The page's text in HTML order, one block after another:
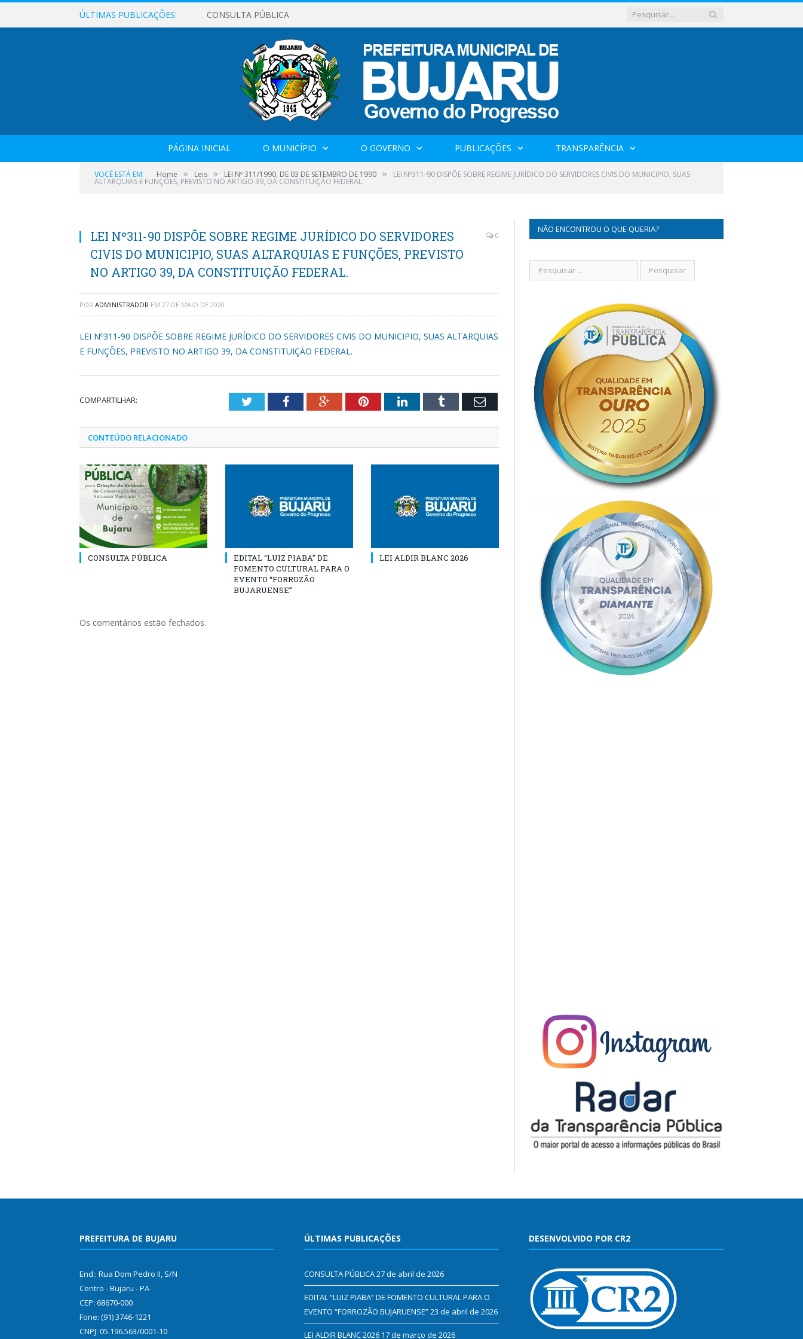
ÚLTIMAS PUBLICAÇÕES: CONSULTA PÚBLICA
PÁGINA INICIAL O MUNICÍPIO O GOVERNO PUBLICAÇÕES TRANSPARÊNCIA
VOCÊ ESTÁ EM: Home » Leis » LEI Nº 311/1990, DE 03 DE SETEMBRO DE 1990 » LEI Nº311-90 DISPÕE SOBRE REGIME JURÍDICO DO SERVIDORES CIVIS DO MUNICIPIO, SUAS
ALTARQUIAS E FUNÇÕES, PREVISTO NO ARTIGO 39, DA CONSTITUIÇÃO FEDERAL.
LEI Nº311-90 DISPÕE SOBRE REGIME JURÍDICO DO SERVIDORES
CIVIS DO MUNICIPIO, SUAS ALTARQUIAS E FUNÇÕES, PREVISTO
NO ARTIGO 39, DA CONSTITUIÇÃO FEDERAL.
0
POR ADMINISTRADOR EM 27 DE MAIO DE 2020
LEI Nº311-90 DISPÕE SOBRE REGIME JURÍDICO DO SERVIDORES CIVIS DO MUNICIPIO, SUAS ALTARQUIAS
E FUNÇÕES, PREVISTO NO ARTIGO 39, DA CONSTITUIÇÃO FEDERAL.
COMPARTILHAR: TwitterFacebookGoogle+PinterestLinkedInTumblr Email
CONTEÚDO RELACIONADO
CONSULTA PÚBLICA
EDITAL “LUIZ PIABA” DE
FOMENTO CULTURAL PARA O
EVENTO “FORROZÃO
BUJARUENSE”
LEI ALDIR BLANC 2026
Os comentários estão fechados.
NÃO ENCONTROU O QUE QUERIA?
PREFEITURA DE BUJARU
End.: Rua Dom Pedro II, S/N
Centro - Bujaru - PA
CEP: 68670-000
Fone: (91) 3746-1221
CNPJ: 05.196.563/0001-10
ÚLTIMAS PUBLICAÇÕES
CONSULTA PÚBLICA27 de abril de 2026
EDITAL “LUIZ PIABA” DE FOMENTO CULTURAL PARA O
EVENTO “FORROZÃO BUJARUENSE”23 de abril de 2026
LEI ALDIR BLANC 2026 17 de março de 2026
DESENVOLVIDO POR CR2